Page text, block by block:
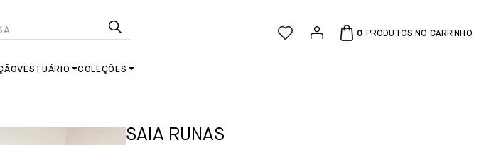
0
VESTUÁRIO COLEÇÕES
SAIA RUNAS